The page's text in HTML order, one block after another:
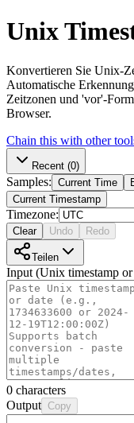
Unix
Konvertieren Sie Unix-
Automatische
Zeitzonen und 'vor'-
Browser.
Chain this with other
Recent (0)
Samples: Current Time
Current Timestamp
Timezone:
Clear Undo Redo
Teilen
Input (Unix timestamp
0 characters
Output Copy